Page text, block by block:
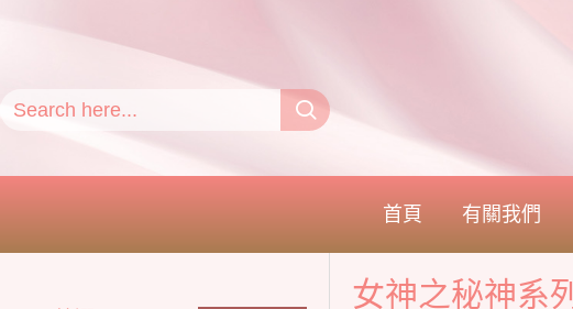
首頁 有關我們
女神之秘神系列